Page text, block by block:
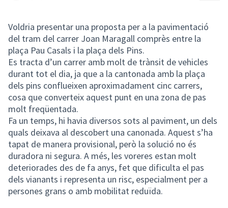
Voldria presentar una proposta per a la pavimentació
del tram del carrer Joan Maragall comprès entre la
plaça Pau Casals i la plaça dels Pins.
Es tracta d’un carrer amb molt de trànsit de vehicles
durant tot el dia, ja que a la cantonada amb la plaça
dels pins conflueixen aproximadament cinc carrers,
cosa que converteix aquest punt en una zona de pas
molt freqüentada.
Fa un temps, hi havia diversos sots al paviment, un dels
quals deixava al descobert una canonada. Aquest s’ha
tapat de manera provisional, però la solució no és
duradora ni segura. A més, les voreres estan molt
deteriorades des de fa anys, fet que dificulta el pas
dels vianants i representa un risc, especialment per a
persones grans o amb mobilitat reduïda.